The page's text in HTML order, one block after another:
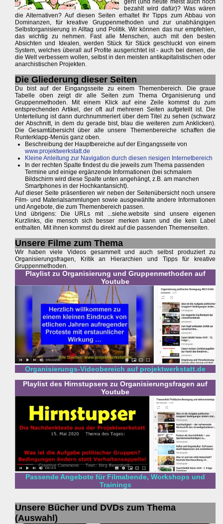
geht (und heute meist auch noch
bezahlt wird dafür)? Was wären
die Alternativen? Auf diesen Seiten erhaltet Ihr Tipps zum Abbau von
Dominanzen, für kreative Gruppenmethoden und zur unabhängigen
Selbstorganisierung in Alltag und Politik. Wir können das nur empfehlen,
das wichtig zu nehmen. Fast alle Menschen, auch mit den besten
Absichten und Idealen, werden Stück für Stück geschluckt von einem
System, welches überall auf Profite ausgerichtet ist - auch bei denen, die
die Welt verbessern wollen, selbst in den meisten antikapitalistischen oder
anarchistischen Projekten.
Die Gliederung dieser Seiten
Du bist auf der Eingangsseite zu einem Themenbereich. Die graue
Tabelle oben zeigt dir alle Seiten zum Thema Organisierung und
Gruppenmethoden. Mit einem Klick auf eine Zeile kommst du zum
entsprechenden Artikel, der oft auf mehreren Seiten aufgeteilt ist. Die
Unterteilung ist dann durchnummeriert über dem Titel zu sehen (schwarz
der Abschnitt, in dem du gerade bist, blau die weiteren zum Anklicken).
Die Gesamtübersicht über alle unsere Themenbereiche schaffen die
Runterklapp-Menüs ganz oben.
Beschreibung der Hauptbereiche auf der Eingangsseite von
www.projektwerkstatt.de
Kleine Anleitung zur Navigation durch diesen riesigen Internetbereich
In der rechten Spalte findest du die jeweils zum Thema passenden
Termine und einige ergänzende Informationen (bei schmalem
Bildschirm wird diese Spalte unten angehängt, z.B. am manchen
Smartphones in der Hochkantansicht).
Auf dieser Seite präsentieren wir neben der Seitenübersicht noch unsere
Film- und Materialsammlungen sowie ausgewählte andere Informationen
und Angebote, die zum Themenbereich passen.
Und übrigens: Die URLs mit ...siehe.website sind unsere eigenen
Kurzlinks, die mensch sich besser merken kann und die kein Label
enthalten. Mit ihnen kommst du direkt auf die passenden Themenseiten.
Unsere Filme zum Thema
Wir haben viele Videos gesammelt und auch selbst produziert zu
Organisierungsfragen, Kritik an Hierarchien und Tipps für kreative
Gruppenmethoden.
Playlist zu Organisierung und Gruppenmethoden auf
Youtube
Organisierungs-Videobereich auf projektwerkstatt.de
Playlist des Hirnstupsers zu Organisierungsfragen auf
Youtube
Passende Angebote für Filmabende, Workshops und
Trainings
Unsere Bücher und DVDs zum Thema
(Auswahl)